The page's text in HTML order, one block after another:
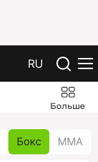
RU
Больше
Бокс ММА